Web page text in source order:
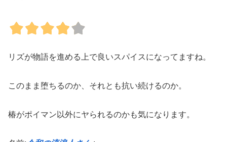
リズが物語を進める上で良いスパイスになってますね。
このまま堕ちるのか、それとも抗い続けるのか。
椿がポイマン以外にヤられるのかも気になります。